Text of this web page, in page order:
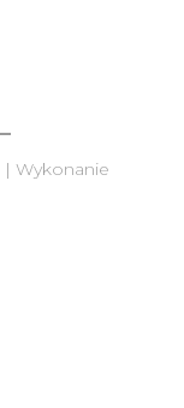
| Wykonanie